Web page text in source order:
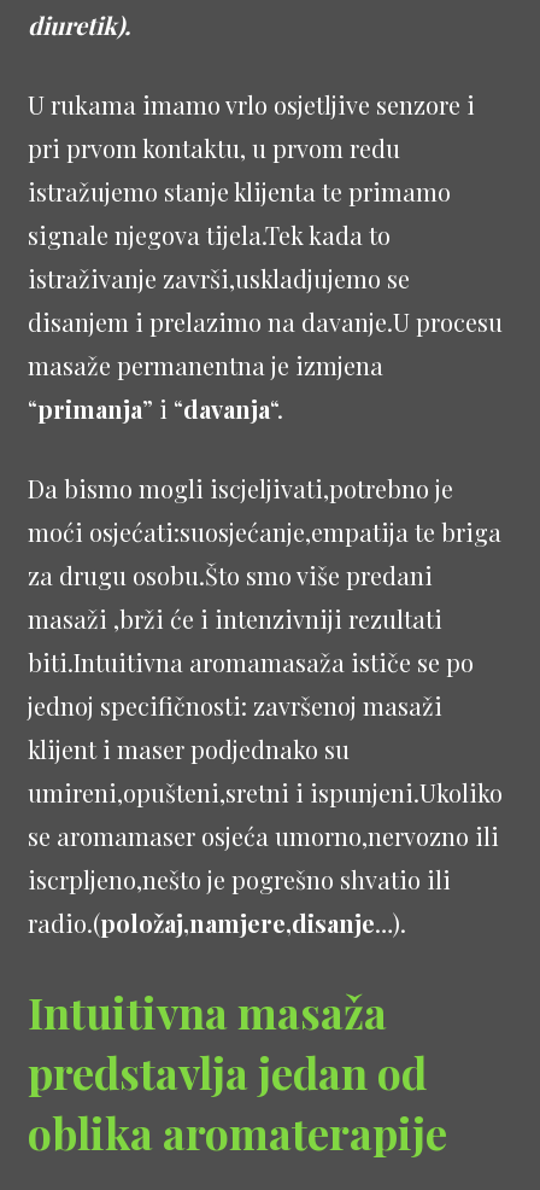
diuretik).
U rukama imamo vrlo osjetljive senzore i
pri prvom kontaktu, u prvom redu
istražujemo stanje klijenta te primamo
signale njegova tijela.Tek kada to
istraživanje završi,uskladjujemo se
disanjem i prelazimo na davanje.U procesu
masaže permanentna je izmjena
“primanja” i “davanja“.
Da bismo mogli iscjeljivati,potrebno je
moći osjećati:suosjećanje,empatija te briga
za drugu osobu.Što smo više predani
masaži ,brži će i intenzivniji rezultati
biti.Intuitivna aromamasaža ističe se po
jednoj specifičnosti: završenoj masaži
klijent i maser podjednako su
umireni,opušteni,sretni i ispunjeni.Ukoliko
se aromamaser osjeća umorno,nervozno ili
iscrpljeno,nešto je pogrešno shvatio ili
radio.(položaj,namjere,disanje…).
Intuitivna masaža
predstavlja jedan od
oblika aromaterapije